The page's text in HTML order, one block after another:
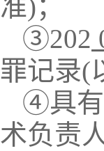
准)；
③202
罪记录(
④具有
术负责